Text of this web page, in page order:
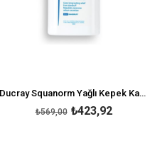
Ducray Squanorm Yağlı Kepek Karşıtı Şampuan 200 ml
₺423,92
₺569,00